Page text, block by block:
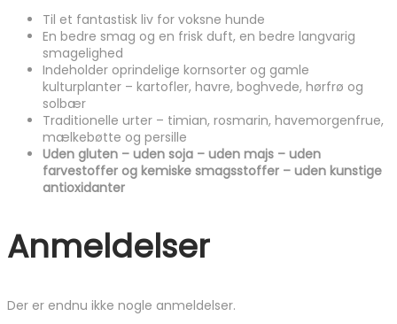
Til et fantastisk liv for voksne hunde
En bedre smag og en frisk duft, en bedre langvarig
smagelighed
Indeholder oprindelige kornsorter og gamle
kulturplanter – kartofler, havre, boghvede, hørfrø og
solbær
Traditionelle urter – timian, rosmarin, havemorgenfrue,
mælkebøtte og persille
Uden gluten – uden soja – uden majs – uden
farvestoffer og kemiske smagsstoffer – uden kunstige
antioxidanter
Anmeldelser
Der er endnu ikke nogle anmeldelser.